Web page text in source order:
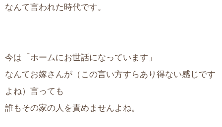
なんて言われた時代です。
今は「ホームにお世話になっています」
なんてお嫁さんが（この言い方すらあり得ない感じです
よね）言っても
誰もその家の人を責めませんよね。